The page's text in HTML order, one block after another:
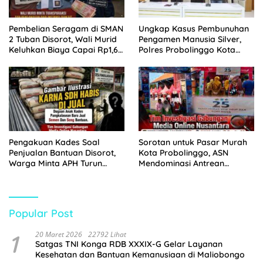
Pembelian Seragam di SMAN
2 Tuban Disorot, Wali Murid
Keluhkan Biaya Capai Rp1,6
Ungkap Kasus Pembunuhan
Pengamen Manusia Silver,
Polres Probolinggo Kota
Pengakuan Kades Soal
Penjualan Bantuan Disorot,
Warga Minta APH Turun
Sorotan untuk Pasar Murah
Kota Probolinggo, ASN
Mendominasi Antrean
Popular Post
1 20 Maret 2026 22792 Lihat
Satgas TNI Konga RDB XXXIX-G Gelar Layanan
Kesehatan dan Bantuan Kemanusiaan di Maliobongo